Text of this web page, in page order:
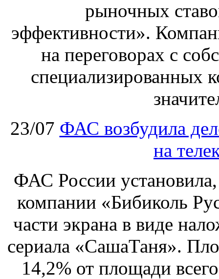
рыночных
эффективности».
на переговорах с
специализированных
23/07 ФАС возбудила
на
ФАС России установила,
компании «Бибиколь
части экрана в виде
сериала «СашаТаня».
14,2% от площади